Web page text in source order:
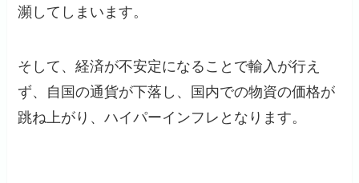
瀕してしまいます。
そして、経済が不安定になることで輸入が行え
ず、自国の通貨が下落し、国内での物資の価格が
跳ね上がり、ハイパーインフレとなります。